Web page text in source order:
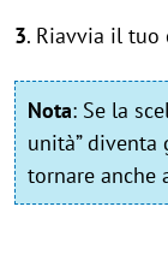
3. Riavvia il tuo
Nota: Se la
unità”
tornare anche